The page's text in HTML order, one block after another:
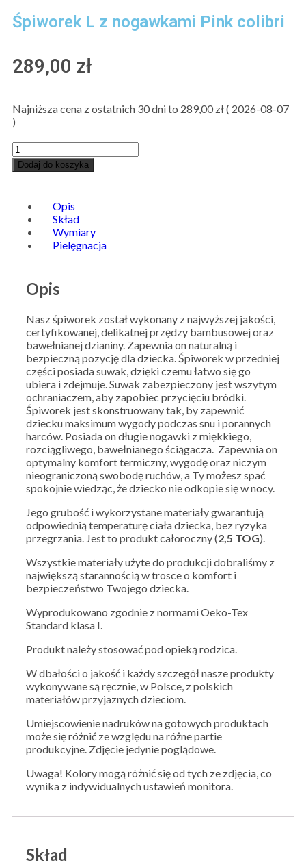
Śpiworek L z nogawkami Pink colibri
289,00 zł
Najniższa cena z ostatnich 30 dni to 289,00 zł( 2026-08-07
)
Dodaj do koszyka
Opis
Skład
Wymiary
Pielęgnacja
Opis
Nasz śpiworek został wykonany z najwyższej jakości,
certyfikowanej, delikatnej przędzy bambusowej oraz
bawełnianej dzianiny. Zapewnia on naturalną i
bezpieczną pozycję dla dziecka. Śpiworek w przedniej
części posiada suwak, dzięki czemu łatwo się go
ubiera i zdejmuje. Suwak zabezpieczony jest wszytym
ochraniaczem, aby zapobiec przycięciu bródki.
Śpiworek jest skonstruowany tak, by zapewnić
dziecku maksimum wygody podczas snu i porannych
harców. Posiada on długie nogawki z miękkiego,
rozciągliwego, bawełnianego ściągacza. Zapewnia on
optymalny komfort termiczny, wygodę oraz niczym
nieograniczoną swobodę ruchów, a Ty możesz spać
spokojnie wiedząc, że dziecko nie odkopie się w nocy.
Jego grubość i wykorzystane materiały gwarantują
odpowiednią temperaturę ciała dziecka, bez ryzyka
przegrzania. Jest to produkt całoroczny (2,5 TOG).
Wszystkie materiały użyte do produkcji dobraliśmy z
największą starannością w trosce o komfort i
bezpieczeństwo Twojego dziecka.
Wyprodukowano zgodnie z normami Oeko-Tex
Standard klasa I.
Produkt należy stosować pod opieką rodzica.
W dbałości o jakość i każdy szczegół nasze produkty
wykonywane są ręcznie, w Polsce, z polskich
materiałów przyjaznych dzieciom.
Umiejscowienie nadruków na gotowych produktach
może się różnić ze względu na różne partie
produkcyjne. Zdjęcie jedynie poglądowe.
Uwaga! Kolory mogą różnić się od tych ze zdjęcia, co
wynika z indywidualnych ustawień monitora.
Skład